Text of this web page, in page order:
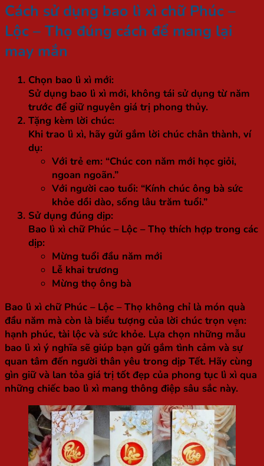
Cách sử dụng bao lì xì chữ Phúc –
Lộc – Thọ đúng cách để mang lại
may mắn
Chọn bao lì xì mới:
Sử dụng bao lì xì mới, không tái sử dụng từ năm
trước để giữ nguyên giá trị phong thủy.
Tặng kèm lời chúc:
Khi trao lì xì, hãy gửi gắm lời chúc chân thành, ví
dụ:
Với trẻ em: “Chúc con năm mới học giỏi,
ngoan ngoãn.”
Với người cao tuổi: “Kính chúc ông bà sức
khỏe dồi dào, sống lâu trăm tuổi.”
Sử dụng đúng dịp:
Bao lì xì chữ Phúc – Lộc – Thọ thích hợp trong các
dịp:
Mừng tuổi đầu năm mới
Lễ khai trương
Mừng thọ ông bà
Bao lì xì chữ Phúc – Lộc – Thọ không chỉ là món quà
đầu năm mà còn là biểu tượng của lời chúc trọn vẹn:
hạnh phúc, tài lộc và sức khỏe. Lựa chọn những mẫu
bao lì xì ý nghĩa sẽ giúp bạn gửi gắm tình cảm và sự
quan tâm đến người thân yêu trong dịp Tết. Hãy cùng
gìn giữ và lan tỏa giá trị tốt đẹp của phong tục lì xì qua
những chiếc bao lì xì mang thông điệp sâu sắc này.